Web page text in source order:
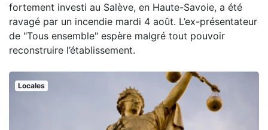
fortement investi au Salève, en Haute-Savoie, a été
ravagé par un incendie mardi 4 août. L’ex-présentateur
de "Tous ensemble" espère malgré tout pouvoir
reconstruire l’établissement.
Locales